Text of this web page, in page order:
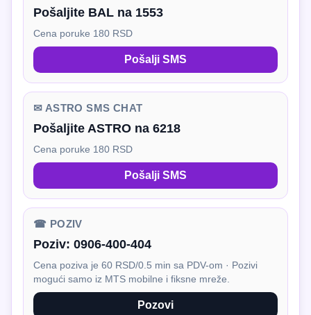
Pošaljite BAL na 1553
Cena poruke 180 RSD
Pošalji SMS
✉ ASTRO SMS CHAT
Pošaljite ASTRO na 6218
Cena poruke 180 RSD
Pošalji SMS
☎ POZIV
Poziv: 0906-400-404
Cena poziva je 60 RSD/0.5 min sa PDV-om · Pozivi
mogući samo iz MTS mobilne i fiksne mreže.
Pozovi